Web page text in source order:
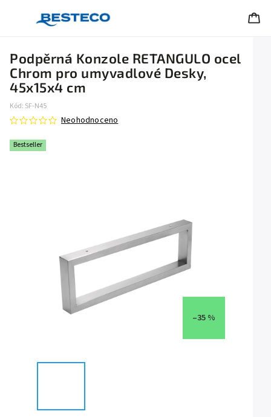
Podpěrná Konzole RETANGULO ocel
Chrom pro umyvadlové Desky,
45x15x4 cm
Kód: SF-N45
Bestseller
Neohodnoceno
–35 %